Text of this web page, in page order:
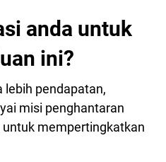
anda untuk
ini?
lebih pendapatan,
misi penghantaran
mempertingkatkan